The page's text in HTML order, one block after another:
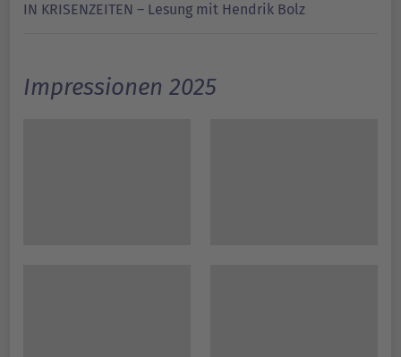
IN KRISENZEITEN – Lesung mit Hendrik Bolz
Impressionen 2025